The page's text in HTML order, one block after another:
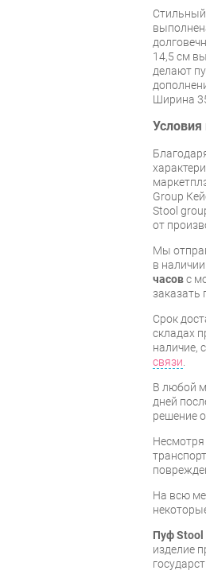
14,5 см
делают
Ширина
Условия
Group
Stool
от
Мы
в
часовс
заказать
Срок
складах
наличие,
связи.
В любой
дней
решение
На всю
Пуф
изделие